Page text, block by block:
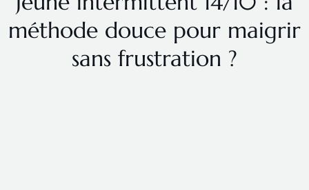
méthode douce pour maigrir
sans frustration ?